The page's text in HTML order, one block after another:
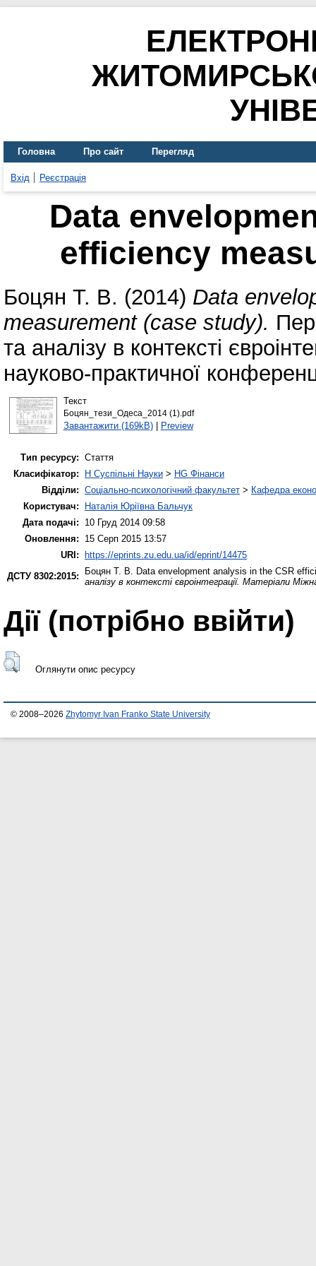
Головна Про сайт Перегляд
Вхід Реєстрація
Data
efficiency
Боцян Т. В. (2014) Data
measurement (case study).
та аналізу в контексті
науково-практичної
Текст
Боцян_тези_Одеса_2014 (1).pdf
Завантажити (169kB)| Preview
Тип ресурсу: Стаття
Класифікатор:
H Суспільні Науки > HG Фінанси
Відділи: Соціально-психологічний факультет > Кафедра
Користувач:
Наталія Юріївна Бальчук
Дата подачі:
10 Груд 2014 09:58
Оновлення:
15 Серп 2015 13:57
URI:
https://eprints.zu.edu.ua/id/eprint/14475
ДСТУ 8302:2015:
Боцян Т. В. Data envelopment analysis in the CSR
аналізу в контексті євроінтеграції. Матеріали
Дії ​​(потрібно ввійти)
Оглянути опис ресурсу
© 2008–2026 Zhytomyr Ivan Franko State University